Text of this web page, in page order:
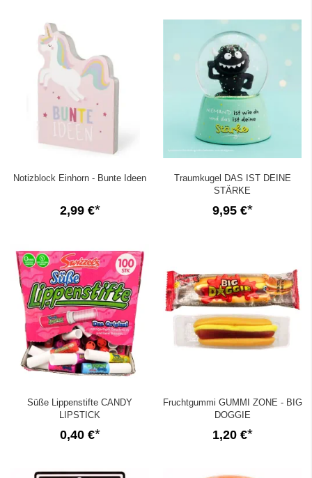
Notizblock Einhorn - Bunte Ideen
2,99 €
Traumkugel DAS IST DEINE
STÄRKE
9,95 €
Süße Lippenstifte CANDY
LIPSTICK
0,40 €
Fruchtgummi GUMMI ZONE - BIG
DOGGIE
1,20 €